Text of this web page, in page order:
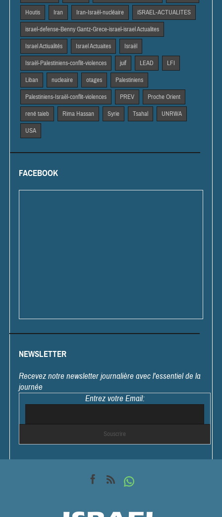
Houtis Iran Iran-Israël-nucléaire iSRAEL-ACTUALITES
israel-defense-Benny Gantz-Grece-israel-israel Actualites
Israel Actiualités Israel Actuaites Israël
Israël-Palestiniens-conflit-violences juif LEAD LFI
Liban nucleaire otages Palestiniens
Palestiniens-Israël-conflit-violences PREV Proche Orient
rené taieb Rima Hassan Syrie Tsahal UNRWA
USA
FACEBOOK
NEWSLETTER
Recevez notre newsletter journalière avec l'essentiel de la
journée
Entrez votre Email: